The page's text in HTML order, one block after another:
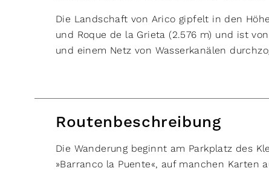
Die Landschaft von Arico gipfelt in den
und Roque de la Grieta (2.576 m) und ist
und einem Netz von Wasserkanälen
Routenbeschreibung
Die Wanderung beginnt am Parkplatz des
»Barranco la Puente«, auf manchen Karten